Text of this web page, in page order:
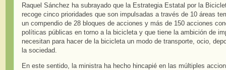
Raquel Sánchez ha subrayado que la Estrategia Estatal por la
recoge cinco prioridades que son impulsadas a través de 10 áreas
un compendio de 28 bloques de acciones y más de 150 acciones
políticas públicas en torno a la bicicleta y que tiene la ambición de
necesitan para hacer de la bicicleta un modo de transporte, ocio,
la sociedad.
En este sentido, la ministra ha hecho hincapié en las múltiples